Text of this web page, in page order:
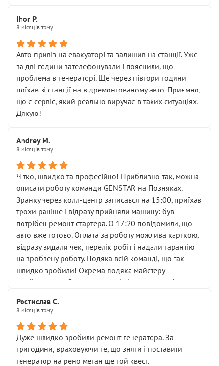
Далі ситуація тільки погіршилась:
• сказали, що тепер “потрібно знімати колеса”
• що біля авто стояти вже не можна
• почали озвучувати купу додаткових робіт без
чіткого пояснення
( ну все зняли та доробили) дякую!
Окремий момент, який виглядає абсурдно:
мені заявили, що бачок гальмівної рідини потрібно
міняти разом із головним гальмівним циліндром у
Для людини, яка хоча б трохи розуміється на техніці,
це звучить як мінімум непрофесійно, а як максимум —
спроба продати дорогий вузол замість елементарних
ущільнювачів.
Що прикро — це не перший мій візит. Раніше міняв у
вас стартер, і тоді сервіс наче справив хороше
враження. Але згодом знайшов декілька гайок під
лобовим склом. Мені пояснили, що це “старі гайки, які
відкручували”, і попросили не хвилюватися. ( надіюсь
новий власник, не застяг в полі))
Але після нинішнього візиту такі дрібниці вже не
здаються дрібницями.
Я — клієнт, який працює на довірі, і саме її цей сервіс
Хотілося б більше:
• належної уваги до авто
• прозорості в роботах і рахунках
• реальної діагностики, а не формального
“подивились і поїхав”
На жаль, складається враження, що сервіс працює не
Ihor P.
8 місяців тому
Авто привіз на евакуаторі та залишив на станції. Уже
за дві години зателефонували і пояснили, що
проблема в генераторі. Ще через півтори години
поїхав зі станції на відремонтованому авто. Приємно,
що є сервіс, який реально виручає в таких ситуаціях.
Дякую!
Andrey M.
8 місяців тому
Чітко, швидко та професійно! Приблизно так, можна
описати роботу команди GENSTAR на Позняках.
Зранку через колл-центр записався на 15:00, приїхав
трохи раніше і відразу прийняли машину: був
потрібен ремонт стартера. О 17:20 повідомили, що
авто вже готово. Оплата за роботу можлива карткою,
відразу видали чек, перелік робіт і надали гарантію
на зроблену роботу. Подяка всій команді, що так
швидко зробили! Окрема подяка майстеру-
приймальнику Олександру: всі чітко та по суті.
звертатися до цього автосервісу.
Ростислав С.
8 місяців тому
Дуже швидко зробили ремонт генератора. За
тригодини, враховуючи те, що зняти і поставити
генератор на рено меган ще той квест.